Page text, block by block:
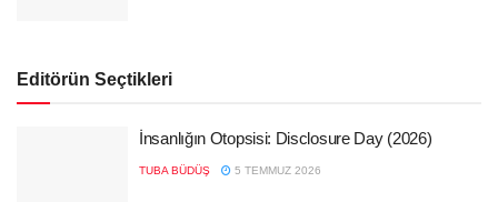
Editörün Seçtikleri
İnsanlığın Otopsisi: Disclosure Day (2026)
TUBA BÜDÜŞ 5 TEMMUZ 2026